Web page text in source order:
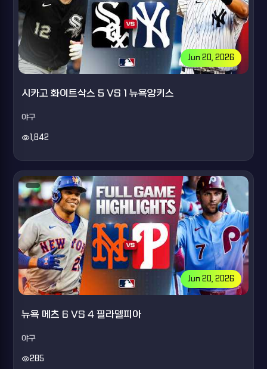
Jun 20, 2026
시카고 화이트삭스 5 VS 1 뉴욕양키스
야구
visibility 1,842
Jun 20, 2026
뉴욕 메츠 6 VS 4 필라델피아
야구
visibility285